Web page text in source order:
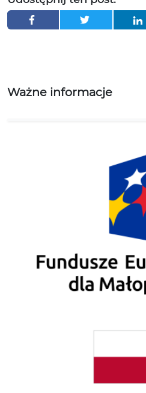
Ważne informacje